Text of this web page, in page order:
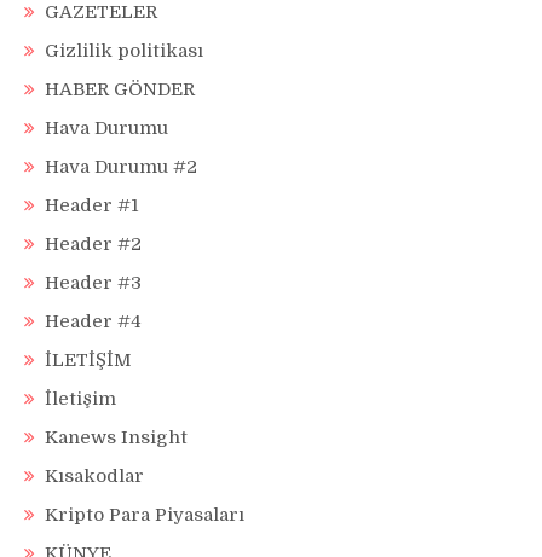
GAZETELER
Gizlilik politikası
HABER GÖNDER
Hava Durumu
Hava Durumu #2
Header #1
Header #2
Header #3
Header #4
İLETİŞİM
İletişim
Kanews Insight
Kısakodlar
Kripto Para Piyasaları